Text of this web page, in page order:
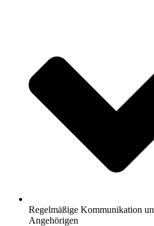
Regelmäßige Kommunikation
Angehörigen